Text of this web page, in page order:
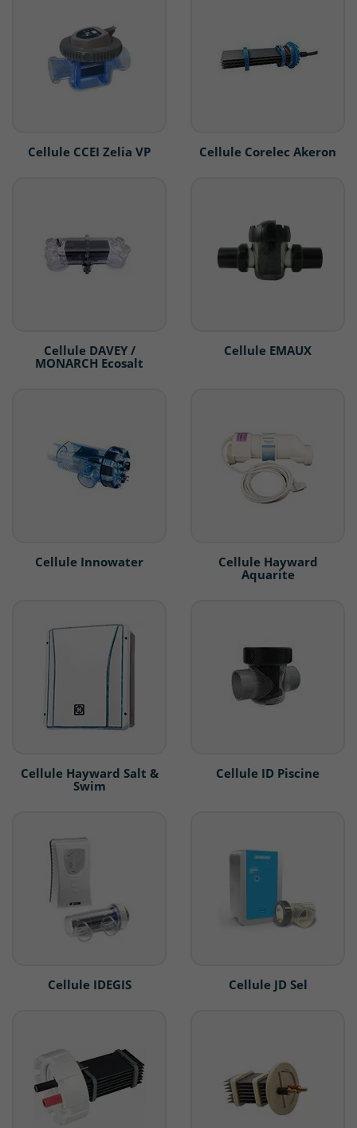
Cellule CCEI Zelia VP Cellule Corelec Akeron
Cellule DAVEY /
MONARCH Ecosalt
Cellule EMAUX
Cellule Innowater
Cellule Hayward
Aquarite
Cellule Hayward Salt &
Swim
Cellule ID Piscine
Cellule IDEGIS Cellule JD Sel